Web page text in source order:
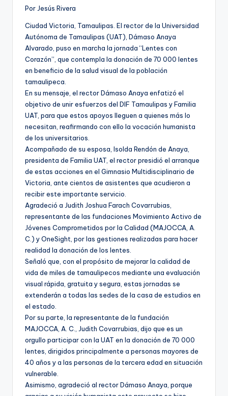
Por Jesús Rivera
Ciudad Victoria, Tamaulipas. El rector de la Universidad
Autónoma de Tamaulipas (UAT), Dámaso Anaya
Alvarado, puso en marcha la jornada “Lentes con
Corazón”, que contempla la donación de 70 000 lentes
en beneficio de la salud visual de la población
tamaulipeca.
En su mensaje, el rector Dámaso Anaya enfatizó el
objetivo de unir esfuerzos del DIF Tamaulipas y Familia
UAT, para que estos apoyos lleguen a quienes más lo
necesitan, reafirmando con ello la vocación humanista
de los universitarios.
Acompañado de su esposa, Isolda Rendón de Anaya,
presidenta de Familia UAT, el rector presidió el arranque
de estas acciones en el Gimnasio Multidisciplinario de
Victoria, ante cientos de asistentes que acudieron a
recibir este importante servicio.
Agradeció a Judith Joshua Farach Covarrubias,
representante de las fundaciones Movimiento Activo de
Jóvenes Comprometidos por la Calidad (MAJOCCA, A.
C.) y OneSight, por las gestiones realizadas para hacer
realidad la donación de los lentes.
Señaló que, con el propósito de mejorar la calidad de
vida de miles de tamaulipecos mediante una evaluación
visual rápida, gratuita y segura, estas jornadas se
extenderán a todas las sedes de la casa de estudios en
el estado.
Por su parte, la representante de la fundación
MAJOCCA, A. C., Judith Covarrubias, dijo que es un
orgullo participar con la UAT en la donación de 70 000
lentes, dirigidos principalmente a personas mayores de
40 años y a las personas de la tercera edad en situación
vulnerable.
Asimismo, agradeció al rector Dámaso Anaya, porque